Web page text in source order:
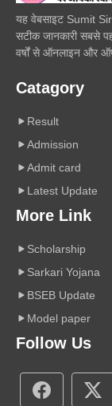
यह वेबसाइट Sumit
सटीक जानकारी सबसे
वर्षों से ऑनलाइन और
Catagory
Result
Admission
Admit card
Latest Update
More Link
Scholarship
Sarkari Yojana
BSEB Update
Model paper
Follow Us